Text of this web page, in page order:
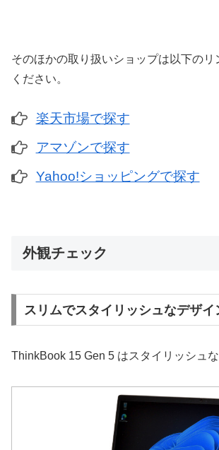
そのほかの取り扱いショップは以下のリ
ください。
楽天市場で探す
アマゾンで探す
Yahoo!ショッピングで探す
外観チェック
スリムでスタイリッシュなデザイ
ThinkBook 15 Gen 5 はスタイリッシュな